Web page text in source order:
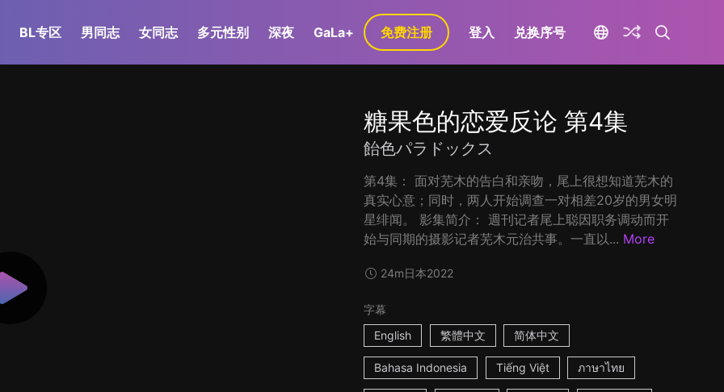
BL专区 男同志 女同志 多元性别 深夜 GaLa+ 免费注册 登入 兑换序号
糖果色的恋爱反论 第4集
飴色パラドックス
第4集： 面对芜木的告白和亲吻，尾上很想知道芜木的
真实心意；同时，两人开始调查一对相差20岁的男女明
星绯闻。 影集简介： 週刊记者尾上聪因职务调动而开
始与同期的摄影记者芜木元治共事。一直以... More
24m日本2022
字幕
English
繁體中文 简体中文
Bahasa Indonesia Tiếng Việt ภาษาไทย